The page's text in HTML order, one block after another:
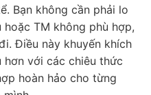
Bạn không cần phải lo
TM không phù hợp,
Điều này khuyến khích
hơn với các chiêu thức
hoàn hảo cho từng